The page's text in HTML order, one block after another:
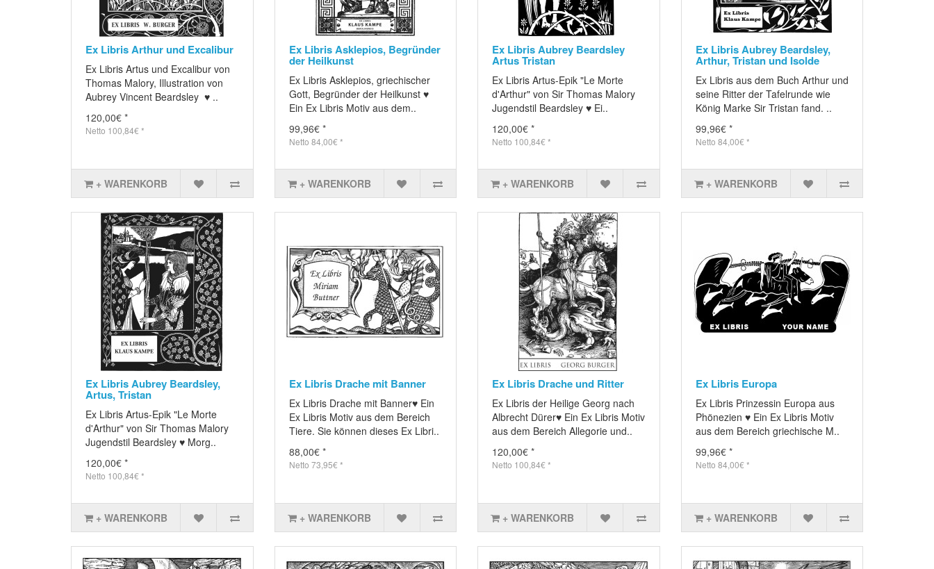
Ex Libris Arthur und Excalibur
Ex Libris Artus und Excalibur von
Thomas Malory, Illustration von
Aubrey Vincent Beardsley ♥ ..
120,00€ *
Netto 100,84€ *
+ WARENKORB
Ex Libris Asklepios, Begründer
der Heilkunst
Ex Libris Asklepios, griechischer
Gott, Begründer der Heilkunst ♥
Ein Ex Libris Motiv aus dem..
99,96€ *
Netto 84,00€ *
+ WARENKORB
Ex Libris Aubrey Beardsley
Artus Tristan
Ex Libris Artus-Epik "Le Morte
d'Arthur" von Sir Thomas Malory
Jugendstil Beardsley ♥ Ei..
120,00€ *
Netto 100,84€ *
+ WARENKORB
Ex Libris Aubrey Beardsley,
Arthur, Tristan und Isolde
Ex Libris aus dem Buch Arthur und
seine Ritter der Tafelrunde wie
König Marke Sir Tristan fand. ..
99,96€ *
Netto 84,00€ *
+ WARENKORB
Ex Libris Aubrey Beardsley,
Artus, Tristan
Ex Libris Artus-Epik "Le Morte
d'Arthur" von Sir Thomas Malory
Jugendstil Beardsley ♥ Morg..
120,00€ *
Netto 100,84€ *
+ WARENKORB
Ex Libris Drache mit Banner
Ex Libris Drache mit Banner♥ Ein
Ex Libris Motiv aus dem Bereich
Tiere. Sie können dieses Ex Libri..
88,00€ *
Netto 73,95€ *
+ WARENKORB
Ex Libris Drache und Ritter
Ex Libris der Heilige Georg nach
Albrecht Dürer♥ Ein Ex Libris Motiv
aus dem Bereich Allegorie und..
120,00€ *
Netto 100,84€ *
+ WARENKORB
Ex Libris Europa
Ex Libris Prinzessin Europa aus
Phönezien ♥ Ein Ex Libris Motiv
aus dem Bereich griechische M..
99,96€ *
Netto 84,00€ *
+ WARENKORB